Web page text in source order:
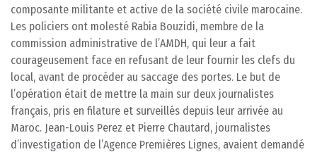
composante militante et active de la société civile marocaine.
Les policiers ont molesté Rabia Bouzidi, membre de la
commission administrative de l’AMDH, qui leur a fait
courageusement face en refusant de leur fournir les clefs du
local, avant de procéder au saccage des portes. Le but de
l’opération était de mettre la main sur deux journalistes
français, pris en filature et surveillés depuis leur arrivée au
Maroc. Jean-Louis Perez et Pierre Chautard, journalistes
d’investigation de l’Agence Premières Lignes, avaient demandé